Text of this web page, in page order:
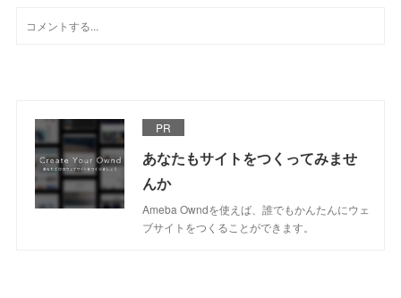
PR
あなたもサイトをつくってみませ
んか
Ameba Owndを使えば、誰でもかんたんにウェ
ブサイトをつくることができます。